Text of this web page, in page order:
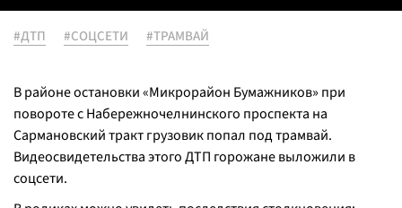
#ДТП #СОЦСЕТИ #ТРАМВАЙ
В районе остановки «Микрорайон Бумажников» при
повороте с Набережночелнинского проспекта на
Сармановский тракт грузовик попал под трамвай.
Видеосвидетельства этого ДТП горожане выложили в
соцсети.